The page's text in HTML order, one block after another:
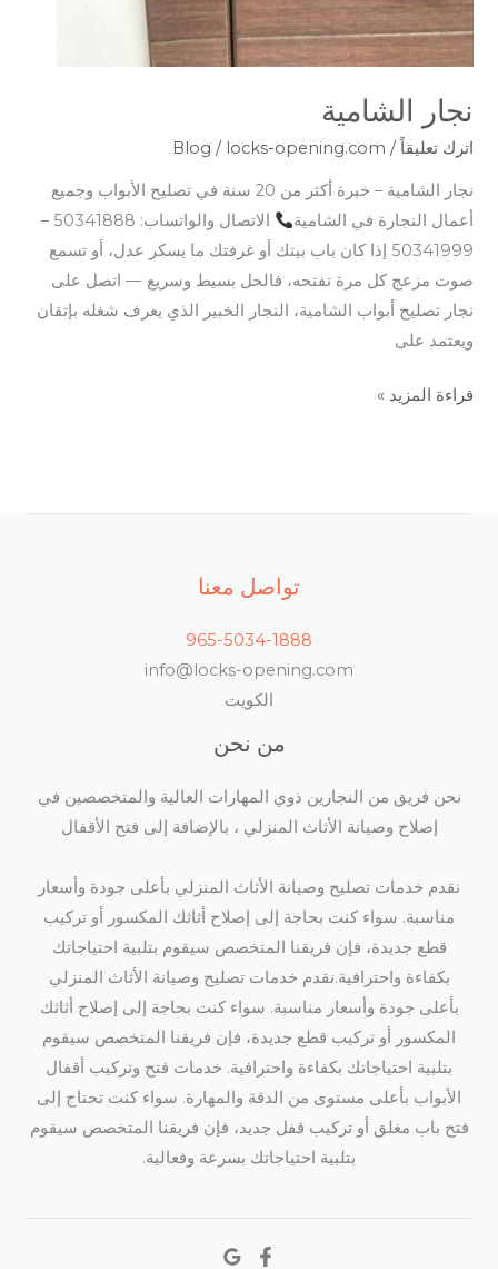
نجار الشامية
اترك تعليقاً /
Blog / locks-opening.com
نجار الشامية – خبرة أكثر من 20 سنة في تصليح الأبواب وجميع
أعمال النجارة في الشامية
الاتصال والواتساب: 50341888 –
50341999 إذا كان باب بيتك أو غرفتك ما يسكر عدل، أو تسمع
صوت مزعج كل مرة تفتحه، فالحل بسيط وسريع — اتصل على
نجار تصليح أبواب الشامية، النجار الخبير الذي يعرف شغله بإتقان
ويعتمد على
قراءة المزيد »
تواصل معنا
965-5034-1888
info@locks-opening.com
الكويت
من نحن
نحن فريق من النجارين ذوي المهارات العالية والمتخصصين في
إصلاح وصيانة الأثاث المنزلي ، بالإضافة إلى فتح الأقفال​
نقدم خدمات تصليح وصيانة الأثاث المنزلي بأعلى جودة وأسعار
مناسبة. سواء كنت بحاجة إلى إصلاح أثاثك المكسور أو تركيب
قطع جديدة، فإن فريقنا المتخصص سيقوم بتلبية احتياجاتك
بكفاءة واحترافية.نقدم خدمات تصليح وصيانة الأثاث المنزلي
بأعلى جودة وأسعار مناسبة. سواء كنت بحاجة إلى إصلاح أثاثك
المكسور أو تركيب قطع جديدة، فإن فريقنا المتخصص سيقوم
بتلبية احتياجاتك بكفاءة واحترافية. خدمات فتح وتركيب أقفال
الأبواب بأعلى مستوى من الدقة والمهارة. سواء كنت تحتاج إلى
فتح باب مغلق أو تركيب قفل جديد، فإن فريقنا المتخصص سيقوم
بتلبية احتياجاتك بسرعة وفعالية.